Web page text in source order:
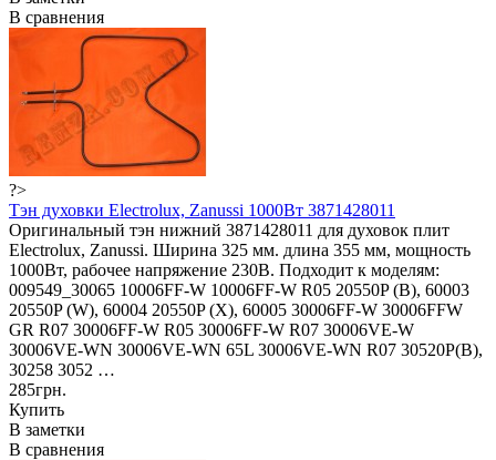
В сравнения
?>
Тэн духовки Electrolux, Zanussi 1000Вт 3871428011
Оригинальный тэн нижний 3871428011 для духовок плит
Electrolux, Zanussi. Ширина 325 мм. длина 355 мм, мощность
1000Вт, рабочее напряжение 230В. Подходит к моделям:
009549_30065 10006FF-W 10006FF-W R05 20550P (B), 60003
20550P (W), 60004 20550P (X), 60005 30006FF-W 30006FFW
GR R07 30006FF-W R05 30006FF-W R07 30006VE-W
30006VE-WN 30006VE-WN 65L 30006VE-WN R07 30520P(B),
30258 3052 …
285грн.
Купить
В заметки
В сравнения